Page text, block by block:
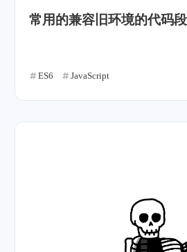
常用的兼容旧环境的代码段
ES6 JavaScript